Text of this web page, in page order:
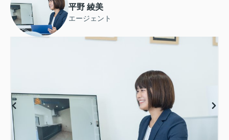
平野 綾美
エージェント